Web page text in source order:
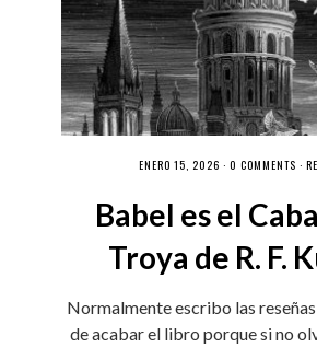
ENERO 15, 2026 · 0 COMMENTS ·
Babel es el
Troya de R. F.
Normalmente escribo las
de acabar el libro porque si no